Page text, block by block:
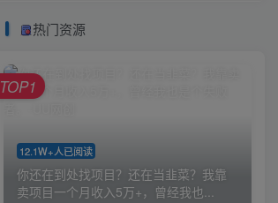
热门资源
12.1W+人已阅读
你还在到处找项目？还在当韭菜？我靠
卖项目一个月收入5万+，曾经我也...
TOP1